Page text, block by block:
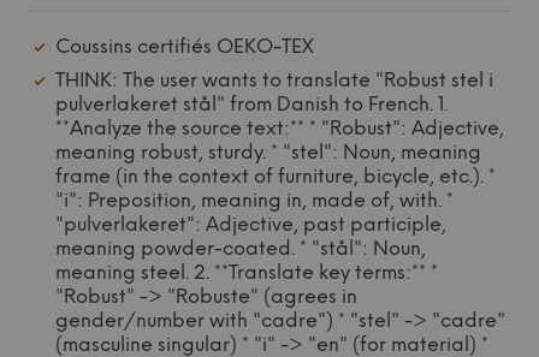
Coussins certifiés OEKO-TEX
THINK: The user wants to translate "Robust stel i
pulverlakeret stål" from Danish to French. 1.
**Analyze the source text:** * "Robust": Adjective,
meaning robust, sturdy. * "stel": Noun, meaning
frame (in the context of furniture, bicycle, etc.). *
"i": Preposition, meaning in, made of, with. *
"pulverlakeret": Adjective, past participle,
meaning powder-coated. * "stål": Noun,
meaning steel. 2. **Translate key terms:** *
"Robust" -> "Robuste" (agrees in
gender/number with "cadre") * "stel" -> "cadre"
(masculine singular) * "i" -> "en" (for material) *